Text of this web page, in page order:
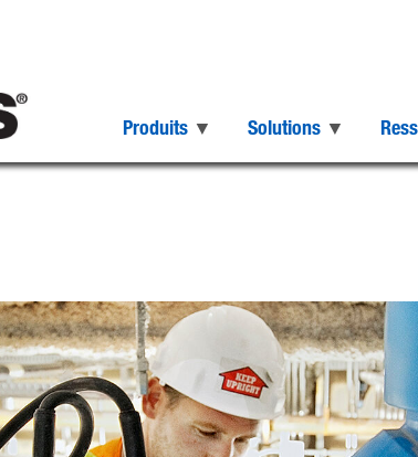
Produits Solutions